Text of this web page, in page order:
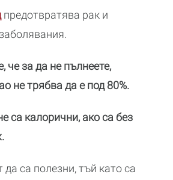
предотвратява рак и
че за да не пълнеете,
не трябва да е под 80%.
са калорични, ако са без
са полезни, тъй като са